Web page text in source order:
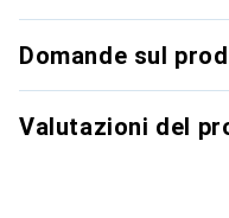
Domande sul
Valutazioni del